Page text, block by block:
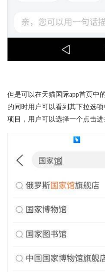
但是可以在天猫国际app首页中
的同时用户可以看到其下拉选
项目，用户可以选择一个点击进